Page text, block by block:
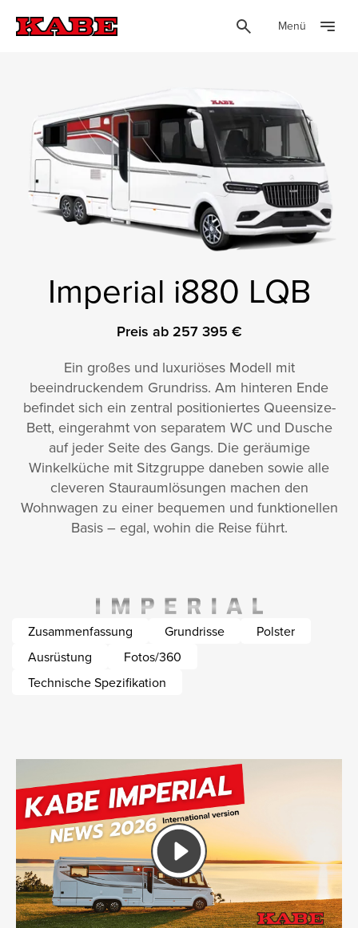
Menü
Imperial i880 LQB
Preis ab 257 395 €
Ein großes und luxuriöses Modell mit
beeindruckendem Grundriss. Am hinteren Ende
befindet sich ein zentral positioniertes Queen­size-
Bett, eingerahmt von separatem WC und Dusche
auf jeder Seite des Gangs. Die geräumige
Winkelküche mit Sitzgruppe daneben sowie alle
cleveren Stauraumlösungen machen den
Wohnwagen zu einer bequemen und funktionellen
Basis – egal, wohin die Reise führt.
Zusammenfassung Grundrisse
Polster
Ausrüstung
Fotos/360
Technische Spezifikation